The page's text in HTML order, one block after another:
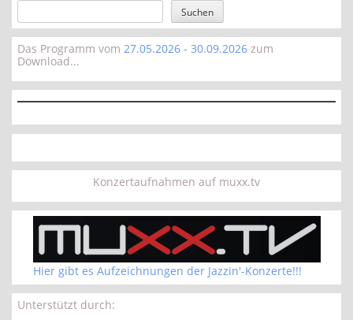
Suchen
Das Programm vom 27.05.2026 - 30.09.2026 zum
Download...
Konzertaufnahmen auf muxx.tv
Hier gibt es Aufzeichnungen der Jazzin'-Konzerte!!!
Unterstützt durch: